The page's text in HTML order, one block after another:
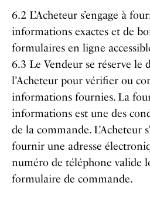
6.2 L’Acheteur s’engage à
informations exactes et de
formulaires en ligne
6.3 Le Vendeur se réserve le
l’Acheteur pour vérifier ou
informations fournies. La
informations est une des
de la commande. L’Acheteur
fournir une adresse
numéro de téléphone valide
formulaire de commande.